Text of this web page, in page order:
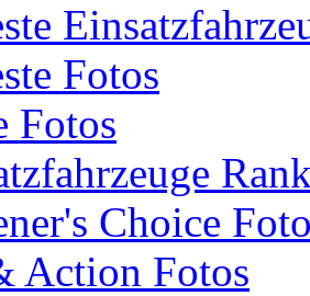
Fotos
Fotos
Choice
Action Fotos